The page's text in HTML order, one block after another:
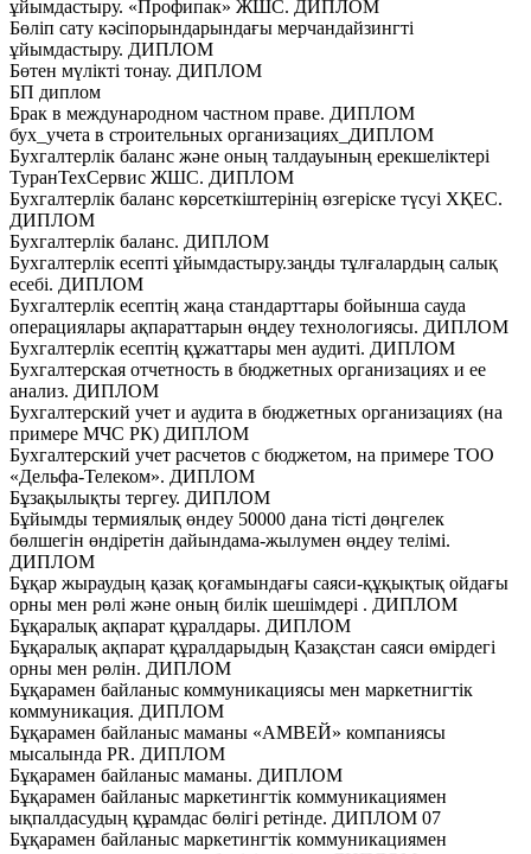
ұйымдастыру. «Профипак» ЖШС. ДИПЛОМ
Бөліп сату кәсіпорындарындағы мерчандайзингті
ұйымдастыру. ДИПЛОМ
Бөтен мүлікті тонау. ДИПЛОМ
БП диплом
Брак в международном частном праве. ДИПЛОМ
бух_учета в строительных организациях_ДИПЛОМ
Бухгалтерлік баланс және оның талдауының ерекшеліктері
ТуранТехСервис ЖШС. ДИПЛОМ
Бухгалтерлік баланс көрсеткіштерінің өзгеріске түсуі ХҚЕС.
ДИПЛОМ
Бухгалтерлік баланс. ДИПЛОМ
Бухгалтерлік есепті ұйымдастыру.заңды тұлғалардың салық
есебі. ДИПЛОМ
Бухгалтерлік есептің жаңа стандарттары бойынша сауда
операциялары ақпараттарын өңдеу технологиясы. ДИПЛОМ
Бухгалтерлік есептің құжаттары мен аудиті. ДИПЛОМ
Бухгалтерская отчетность в бюджетных организациях и ее
анализ. ДИПЛОМ
Бухгалтерский учет и аудита в бюджетных организациях (на
примере МЧС РК) ДИПЛОМ
Бухгалтерский учет расчетов с бюджетом, на примере ТОО
«Дельфа-Телеком». ДИПЛОМ
Бұзақылықты тергеу. ДИПЛОМ
Бұйымды термиялық өндеу 50000 дана тісті дөңгелек
бөлшегін өндіретін дайындама-жылумен өңдеу телімі.
ДИПЛОМ
Бұқар жыраудың қазақ қоғамындағы саяси-құқықтық ойдағы
орны мен рөлі және оның билік шешімдері . ДИПЛОМ
Бұқаралық ақпарат құралдары. ДИПЛОМ
Бұқаралық ақпарат құралдарыдың Қазақстан саяси өмірдегі
орны мен рөлін. ДИПЛОМ
Бұқарамен байланыс коммуникациясы мен маркетнигтік
коммуникация. ДИПЛОМ
Бұқарамен байланыс маманы «АМВЕЙ» компаниясы
мысалында PR. ДИПЛОМ
Бұқарамен байланыс маманы. ДИПЛОМ
Бұқарамен байланыс маркетингтік коммуникациямен
ықпалдасудың құрамдас бөлігі ретінде. ДИПЛОМ 07
Бұқарамен байланыс маркетингтік коммуникациямен